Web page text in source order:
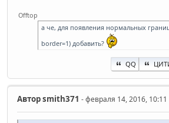
Offtop
а че, для появления нормальных
border=1) добавить?
QQ
Авторsmith371 - февраля 14, 2016, 10:11